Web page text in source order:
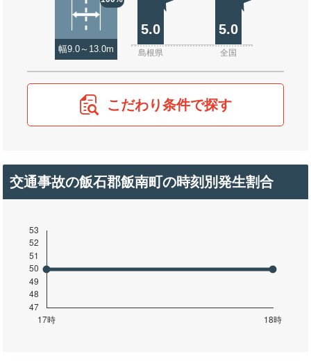
幅9.0～13.0m
5.0 5.0
島根県 全国
こだわり条件で探す
交通事故の飯石郡飯南町の時刻別発生割合